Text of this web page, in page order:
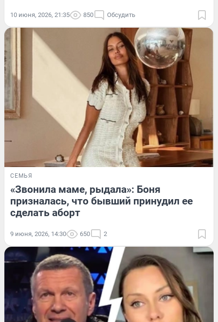
10 июня, 2026, 21:35 850 Обсудить
СЕМЬЯ
«Звонила маме, рыдала»: Боня
призналась, что бывший принудил ее
сделать аборт
9 июня, 2026, 14:30 650 2